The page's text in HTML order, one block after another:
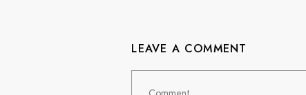
LEAVE A COMMENT